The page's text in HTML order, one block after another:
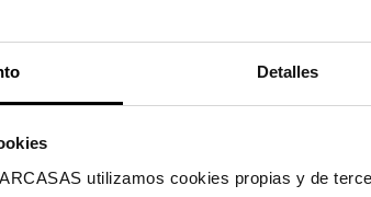
Detalles
utilizamos cookies propias y de
Capas para Telemóveis podes protegê-lo com um
ao teu smartphone. Qualquer design ou modelo
de pagamento: Cartão, Bizum, PayPal y à